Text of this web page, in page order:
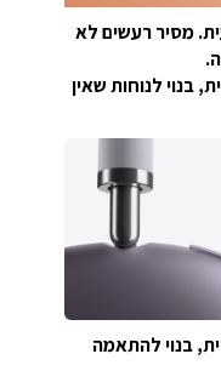
מסיר רעשים לא
בנוי לנוחות שאין
בנוי להתאמה